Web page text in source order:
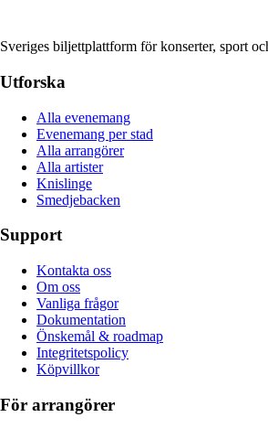
Sveriges biljettplattform för konserter, sport
Utforska
Alla evenemang
Evenemang per stad
Alla arrangörer
Alla artister
Knislinge
Smedjebacken
Support
Kontakta oss
Om oss
Vanliga frågor
Dokumentation
Önskemål & roadmap
Integritetspolicy
Köpvillkor
För arrangörer